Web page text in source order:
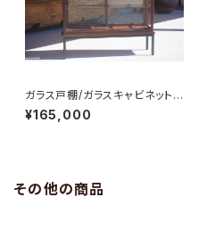
ガラス戸棚/ガラスキャビネット/
食器棚/飾り棚/No.0324
¥165,000
その他の商品